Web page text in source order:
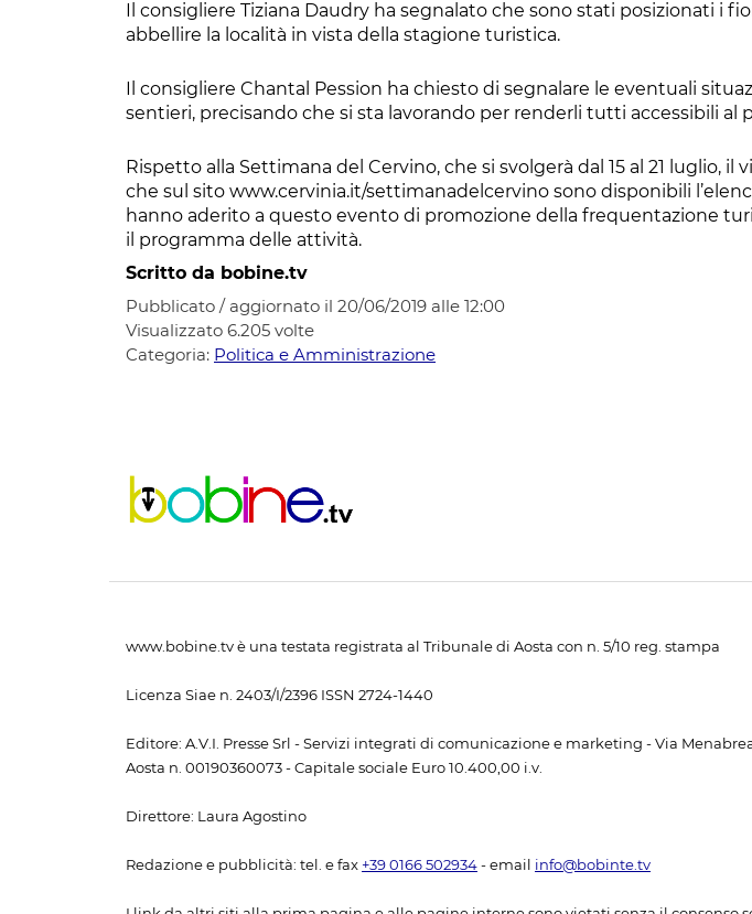
Il consigliere Tiziana Daudry ha segnalato che sono stati posizionati i
abbellire la località in vista della stagione turistica.
Il consigliere Chantal Pession ha chiesto di segnalare le eventuali
sentieri, precisando che si sta lavorando per renderli tutti accessibili al
Rispetto alla Settimana del Cervino, che si svolgerà dal 15 al 21 luglio, il
che sul sito www.cervinia.it/settimanadelcervino sono disponibili
hanno aderito a questo evento di promozione della frequentazione
il programma delle attività.
Scritto da bobine.tv
Pubblicato / aggiornato il 20/06/2019 alle 12:00
Visualizzato 6.205 volte
Categoria: Politica e Amministrazione
www.bobine.tv è una testata registrata al Tribunale di Aosta con n. 5/10 reg. stampa
Licenza Siae n. 2403/I/2396 ISSN 2724-1440
Editore: A.V.I. Presse Srl - Servizi integrati di comunicazione e marketing - Via
Aosta n. 00190360073 - Capitale sociale Euro 10.400,00 i.v.
Direttore: Laura Agostino
Redazione e pubblicità: tel. e fax +39 0166 502934 - email info@bobinte.tv